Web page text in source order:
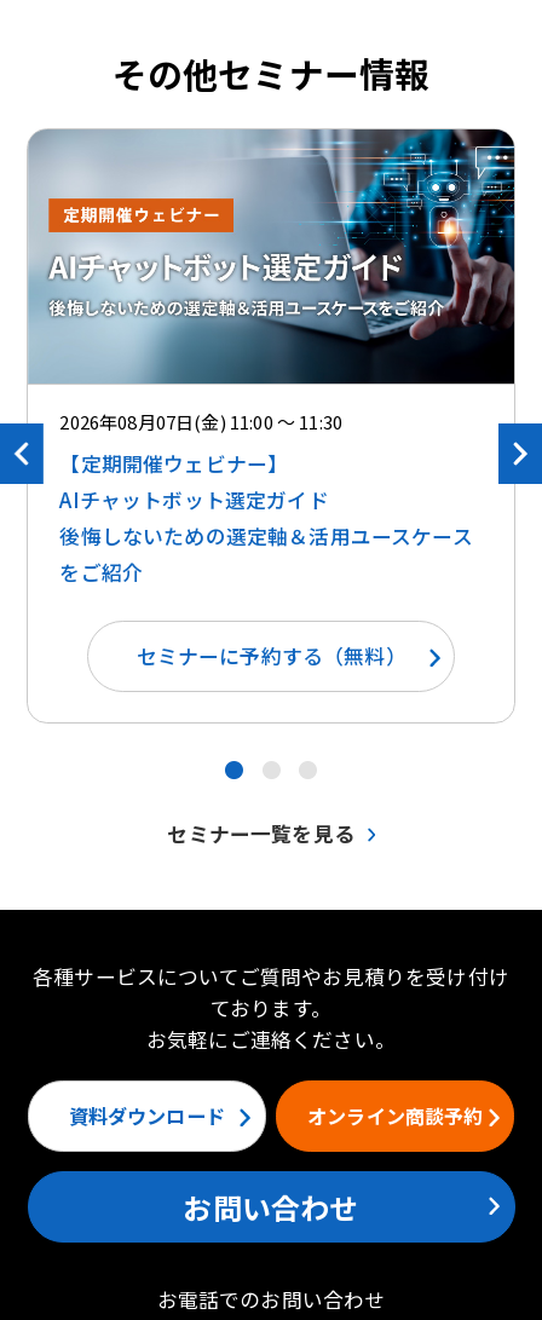
その他セミナー情報
2026年08月07日(金) 11:00 ～ 11:30
【定期開催ウェビナー】
AIチャットボット選定ガイド
後悔しないための選定軸＆活用ユースケース
をご紹介
セミナーに予約する（無料）
● ● ●
セミナー一覧を見る
各種サービスについてご質問やお見積りを受け付け
ております。
お気軽にご連絡ください。
資料ダウンロード オンライン商談予約
お問い合わせ
お電話でのお問い合わせ